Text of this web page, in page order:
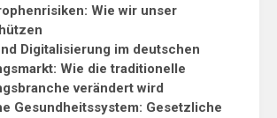
Wie wir unser
Digitalisierung im deutschen
Wie die traditionelle
verändert wird
Gesundheitssystem: Gesetzliche